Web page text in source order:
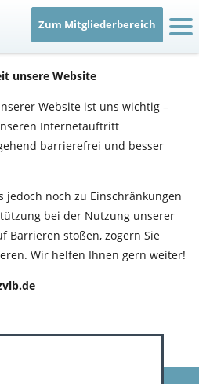
Zum Mitgliederbereich
unsere Website
Website ist uns wichtig –
Internetauftritt
barrierefrei und besser
jedoch noch zu Einschränkungen
bei der Nutzung unserer
Barrieren stoßen, zögern Sie
Wir helfen Ihnen gern weiter!